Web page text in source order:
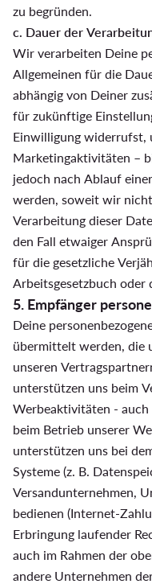
zu begründen.
c. Dauer der
Wir verarbeiten Deine
Allgemeinen für die
abhängig von Deiner
für zukünftige
Einwilligung widerrufst,
Marketingaktivitäten –
jedoch nach Ablauf
werden, soweit wir
Verarbeitung dieser
den Fall etwaiger
für die gesetzliche
Arbeitsgesetzbuch oder
5. Empfänger
Deine
übermittelt werden, die
unseren
unterstützen uns beim
Werbeaktivitäten - auch
beim Betrieb unserer
unterstützen uns bei
Systeme (z. B.
Versandunternehmen,
bedienen (Internet-
Erbringung laufender
auch im Rahmen der
andere Unternehmen